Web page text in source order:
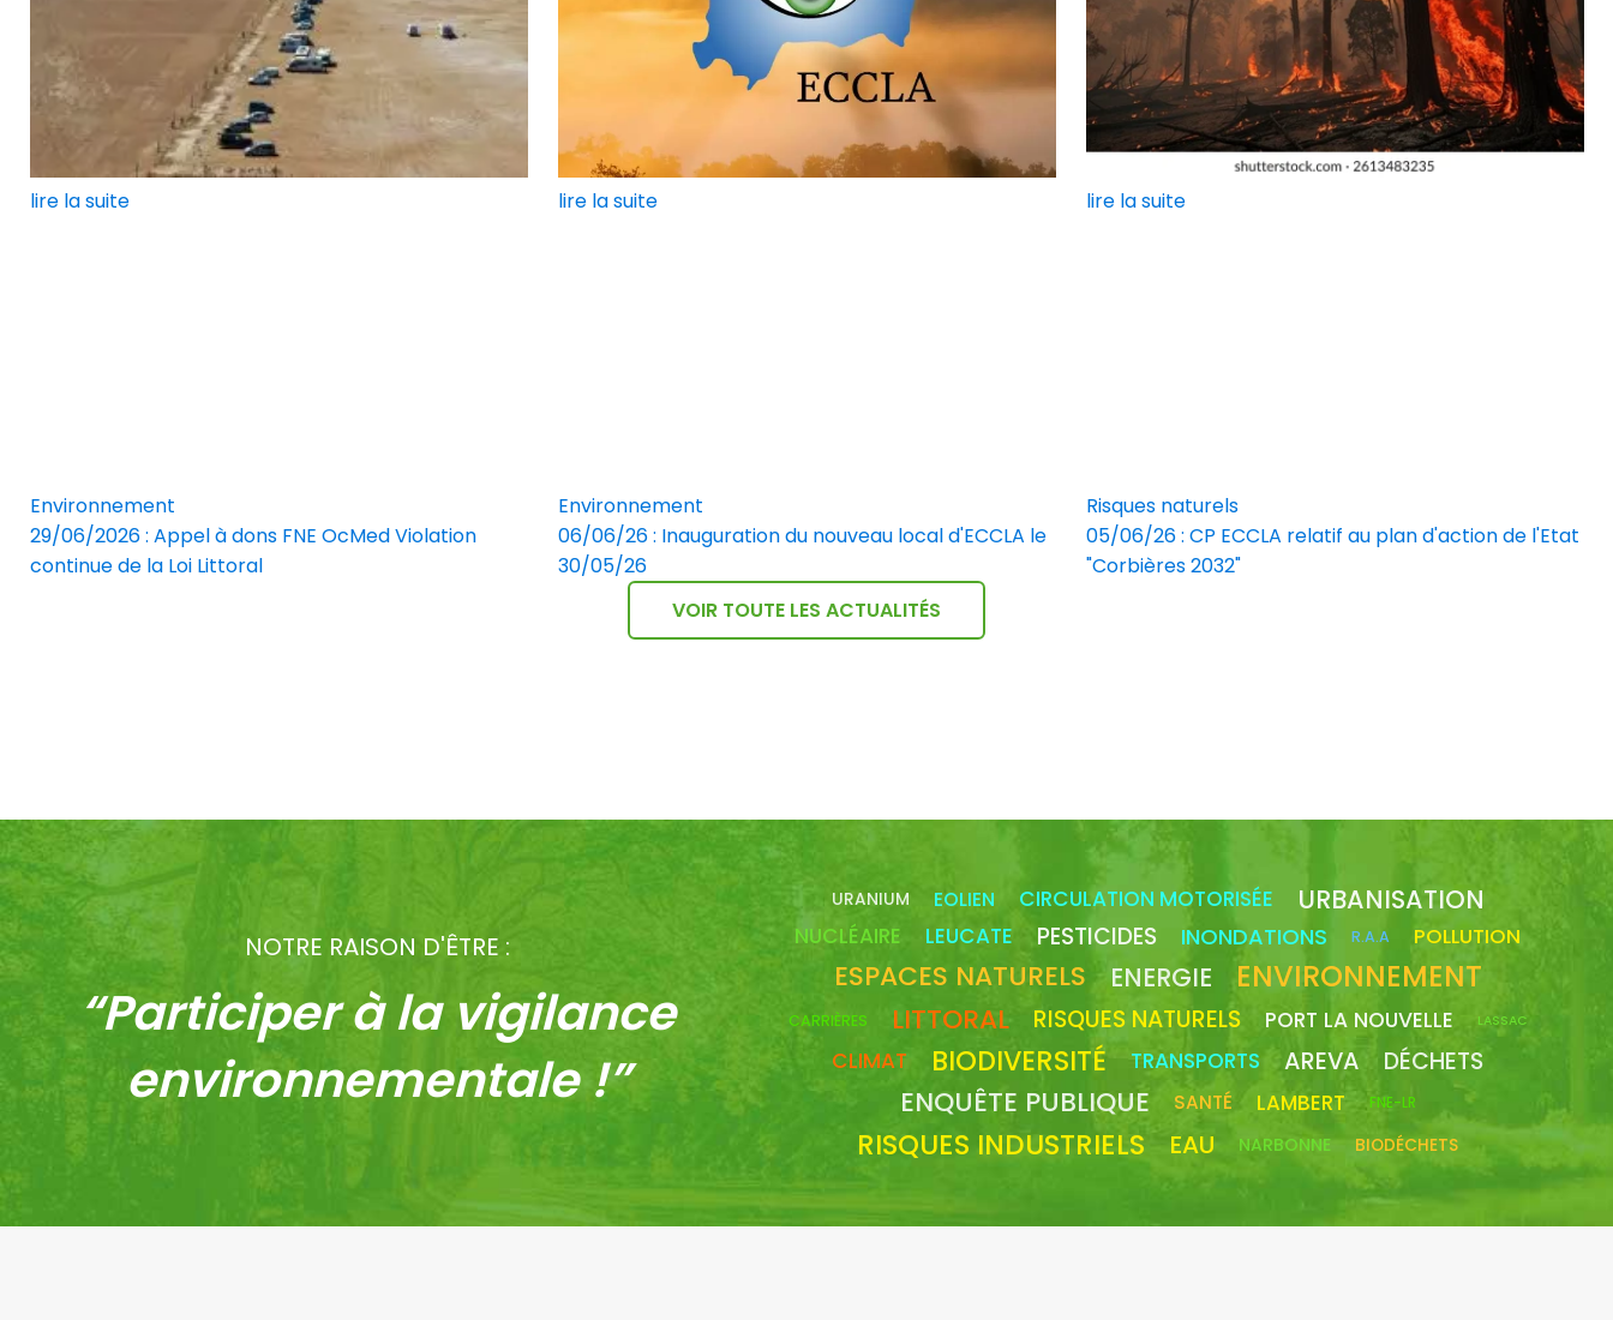
lire la suite
Environnement
29/06/2026 : Appel à dons FNE OcMed Violation
continue de la Loi Littoral
lire la suite
Environnement
06/06/26 : Inauguration du nouveau local d'ECCLA le
30/05/26
lire la suite
Risques naturels
05/06/26 : CP ECCLA relatif au plan d'action de l'Etat
"Corbières 2032"
VOIR TOUTE LES ACTUALITÉS
NOTRE RAISON D'ÊTRE :
“Participer à la vigilance
environnementale !”
URANIUM EOLIEN CIRCULATION MOTORISÉE URBANISATION
NUCLÉAIRE LEUCATE PESTICIDES INONDATIONS R.A.A POLLUTION
ESPACES NATURELS ENERGIE ENVIRONNEMENT
CARRIÈRES LITTORAL RISQUES NATURELS PORT LA NOUVELLE LASSAC
CLIMAT BIODIVERSITÉ TRANSPORTS AREVA DÉCHETS
ENQUÊTE PUBLIQUE SANTÉ LAMBERT FNE-LR
RISQUES INDUSTRIELS EAU NARBONNE BIODÉCHETS